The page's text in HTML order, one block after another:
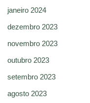
janeiro 2024
dezembro 2023
novembro 2023
outubro 2023
setembro 2023
agosto 2023